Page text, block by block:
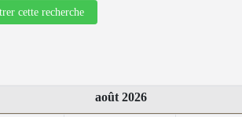
cette recherche
août 2026